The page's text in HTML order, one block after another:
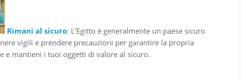
Rimani al sicuro: L’Egitto è generalmente un paese sicuro
vigili e prendere precauzioni per garantire la propria
e mantieni i tuoi oggetti di valore al sicuro.